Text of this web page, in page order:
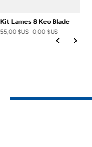
Kit Lames 8 Keo Blade
55,00 $US 0,00 $US